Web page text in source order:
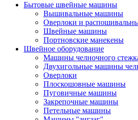
Бытовые швейные машины
Вышивальные машины
Оверлоки и
Швейные машины
Портновские манекены
Швейное оборудование
Машины челночного
Двухигольные машины
Оверлоки
Плоскошовные машины
Пуговичные машины
Закрепочные машины
Петельные машины